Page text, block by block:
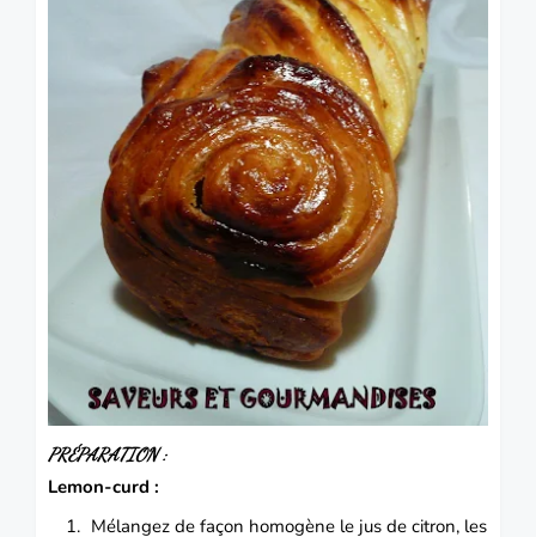
PRÉPARATION :
Lemon-curd :
Mélangez de façon homogène le jus de citron, les